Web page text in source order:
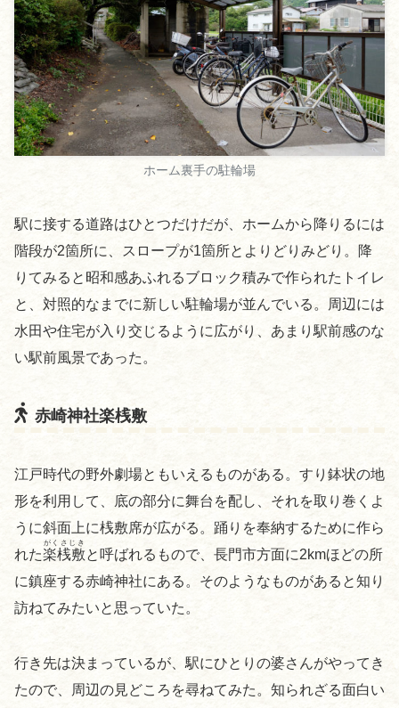
ホーム裏手の駐輪場
駅に接する道路はひとつだけだが、ホームから降りるには
階段が2箇所に、スロープが1箇所とよりどりみどり。降
りてみると昭和感あふれるブロック積みで作られたトイレ
と、対照的なまでに新しい駐輪場が並んでいる。周辺には
水田や住宅が入り交じるように広がり、あまり駅前感のな
い駅前風景であった。
赤崎神社楽桟敷
江戸時代の野外劇場ともいえるものがある。すり鉢状の地
形を利用して、底の部分に舞台を配し、それを取り巻くよ
うに斜面上に桟敷席が広がる。踊りを奉納するために作ら
れた楽桟敷
がくさじき
と呼ばれるもので、長門市方面に2kmほどの所
に鎮座する赤崎神社にある。そのようなものがあると知り
訪ねてみたいと思っていた。
行き先は決まっているが、駅にひとりの婆さんがやってき
たので、周辺の見どころを尋ねてみた。知られざる面白い